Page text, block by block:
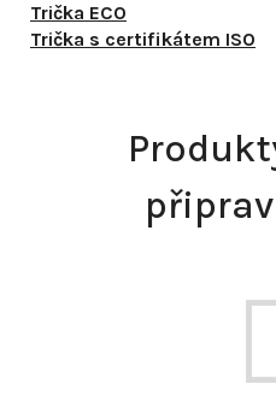
Trička ECO
Trička s certifikátem ISO